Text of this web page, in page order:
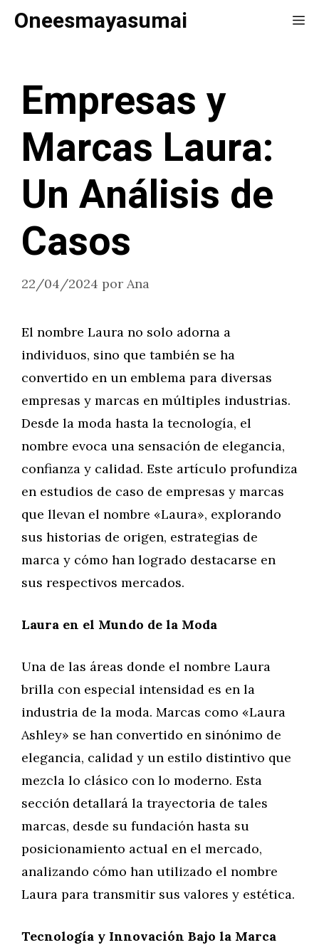
SaltarOneesmayasumai
Empresas y
Marcas Laura:
Un Análisis de
Casos
22/04/2024 por Ana
El nombre Laura no solo adorna a
individuos, sino que también se ha
convertido en un emblema para diversas
empresas y marcas en múltiples industrias.
Desde la moda hasta la tecnología, el
nombre evoca una sensación de elegancia,
confianza y calidad. Este artículo profundiza
en estudios de caso de empresas y marcas
que llevan el nombre «Laura», explorando
sus historias de origen, estrategias de
marca y cómo han logrado destacarse en
sus respectivos mercados.
Laura en el Mundo de la Moda
Una de las áreas donde el nombre Laura
brilla con especial intensidad es en la
industria de la moda. Marcas como «Laura
Ashley» se han convertido en sinónimo de
elegancia, calidad y un estilo distintivo que
mezcla lo clásico con lo moderno. Esta
sección detallará la trayectoria de tales
marcas, desde su fundación hasta su
posicionamiento actual en el mercado,
analizando cómo han utilizado el nombre
Laura para transmitir sus valores y estética.
Tecnología y Innovación Bajo la Marca